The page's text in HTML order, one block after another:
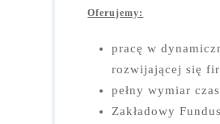
Oferujemy:
pracę w
rozwijającej się
pełny wymiar
Zakładowy